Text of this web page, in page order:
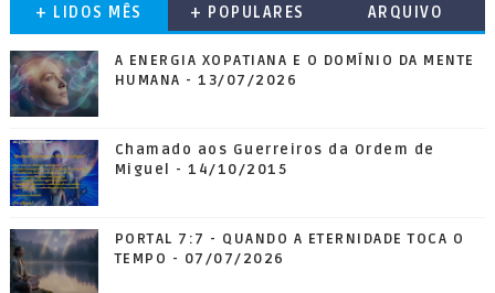
+ LIDOS MÊS + POPULARES ARQUIVO
A ENERGIA XOPATIANA E O DOMÍNIO DA MENTE
HUMANA - 13/07/2026
Chamado aos Guerreiros da Ordem de
Miguel - 14/10/2015
PORTAL 7:7 - QUANDO A ETERNIDADE TOCA O
TEMPO - 07/07/2026